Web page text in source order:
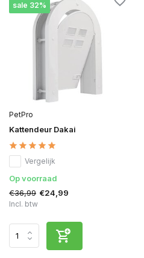
sale 32%
PetPro
Kattendeur Dakai
Vergelijk
Op voorraad
€36,99 €24,99
Incl. btw